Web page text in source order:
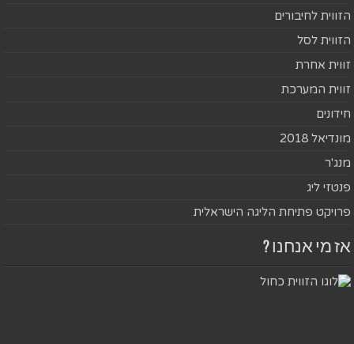
הזווית לחיבורים
הזווית לסל
זווית אחרת
זווית המערכת
חידונים
מונדיאל 2018
מנג'ר
פנטזי ליג
פרויקט פתיחת הליגה הישראלית
אז מי אנחנו ?